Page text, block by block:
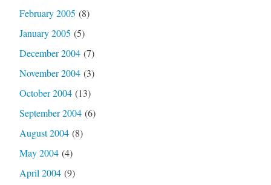
February 2005 (8)
January 2005 (5)
December 2004(7)
November 2004(3)
October 2004(13)
September 2004(6)
August 2004(8)
May 2004(4)
April 2004(9)